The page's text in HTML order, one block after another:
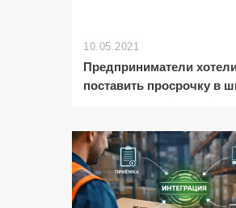
10.05.2021
Предприниматели
поставить просрочку в